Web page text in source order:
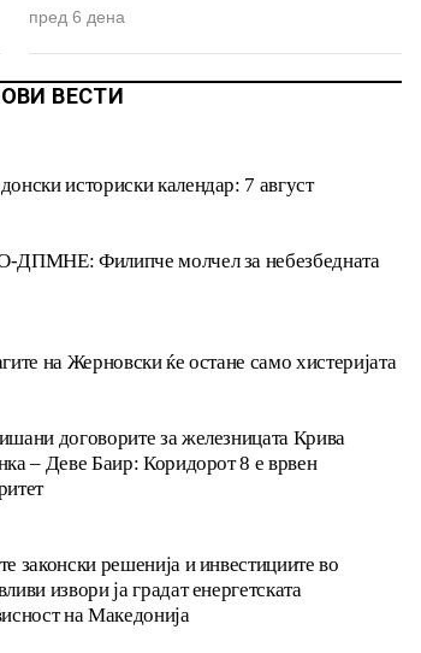
пред 6 дена
ВЕСТИ
историски календар: 7 август
ДПМНЕ: Филипче молчел за небезбедната
на Жерновски ќе остане само хистеријата
договорите за железницата Крива
– Деве Баир: Коридорот 8 е врвен
законски решенија и инвестициите во
извори ја градат енергетската
на Македонија